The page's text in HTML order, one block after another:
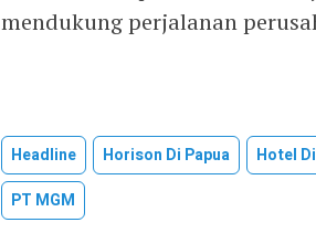
mendukung perjalanan
Headline Horison Di Papua Hotel
PT MGM